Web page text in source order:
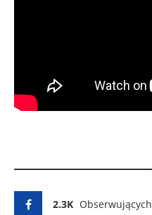
2.3K Obserwujących